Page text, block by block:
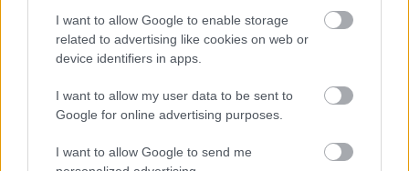
I want to allow Google to enable storage
related to advertising like cookies on web or
device identifiers in apps.
I want to allow my user data to be sent to
Google for online advertising purposes.
I want to allow Google to send me
Régebben volt már, mikor szinte minden
másodpercemet az aggódás töltötte ki. Ráadásul
egy lélegzetnyi percet sem hagyva. Bármin képes
gyártani. Mert ez a jó szó, hogy mi magunk gyártunk
magunknak fölösleges problémákat, azután meg